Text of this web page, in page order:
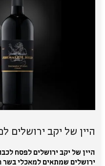
היין של יקב ירושלים
היין של יקב ירושלים לפסח
ירושלים שמתאים למאכלי בשר